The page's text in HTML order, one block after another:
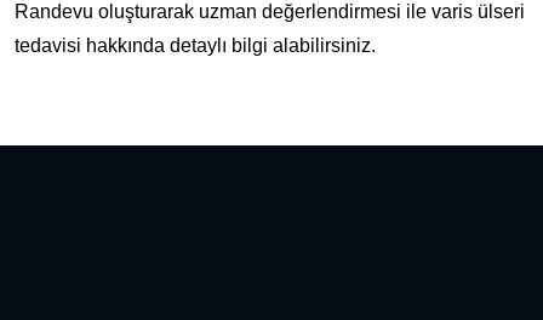
Randevu oluşturarak uzman değerlendirmesi ile varis ülseri
tedavisi hakkında detaylı bilgi alabilirsiniz.